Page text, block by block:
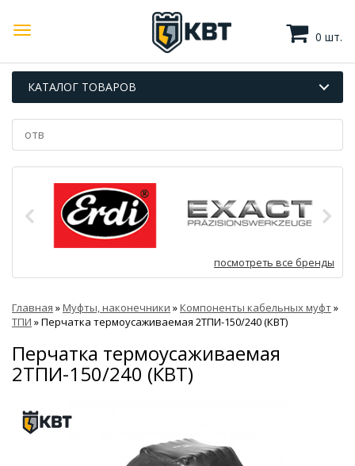
0 шт.
КАТАЛОГ ТОВАРОВ
посмотреть все бренды
Главная »Муфты, наконечники »Компоненты кабельных муфт»
ТПИ »Перчатка термоусаживаемая 2ТПИ-150/240 (КВТ)
Перчатка термоусаживаемая
2ТПИ-150/240 (КВТ)